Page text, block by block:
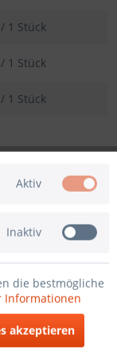
1 Stück
1 Stück
1 Stück
Aktiv
Inaktiv
die bestmögliche
Informationen
akzeptieren